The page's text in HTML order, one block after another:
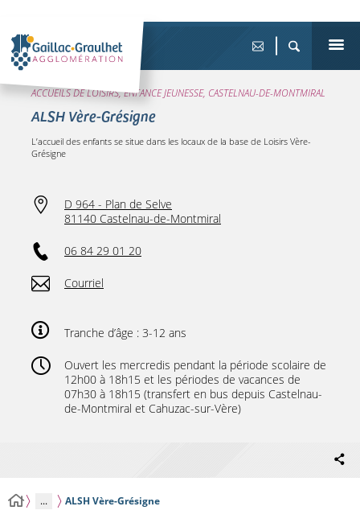
ACCUEILS DE LOISIRS, ENFANCE JEUNESSE, CASTELNAU-DE-MONTMIRAL
ALSH Vère-Grésigne
L’accueil des enfants se situe dans les locaux de la base de Loisirs Vère-
Grésigne
D 964 - Plan de Selve
81140 Castelnau-de-Montmiral
06 84 29 01 20
Courriel
Tranche d’âge : 3-12 ans
Ouvert les mercredis pendant la période scolaire de
12h00 à 18h15 et les périodes de vacances de
07h30 à 18h15 (transfert en bus depuis Castelnau-
de-Montmiral et Cahuzac-sur-Vère)
... ALSH Vère-Grésigne